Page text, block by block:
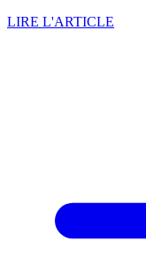
LIRE L'ARTICLE